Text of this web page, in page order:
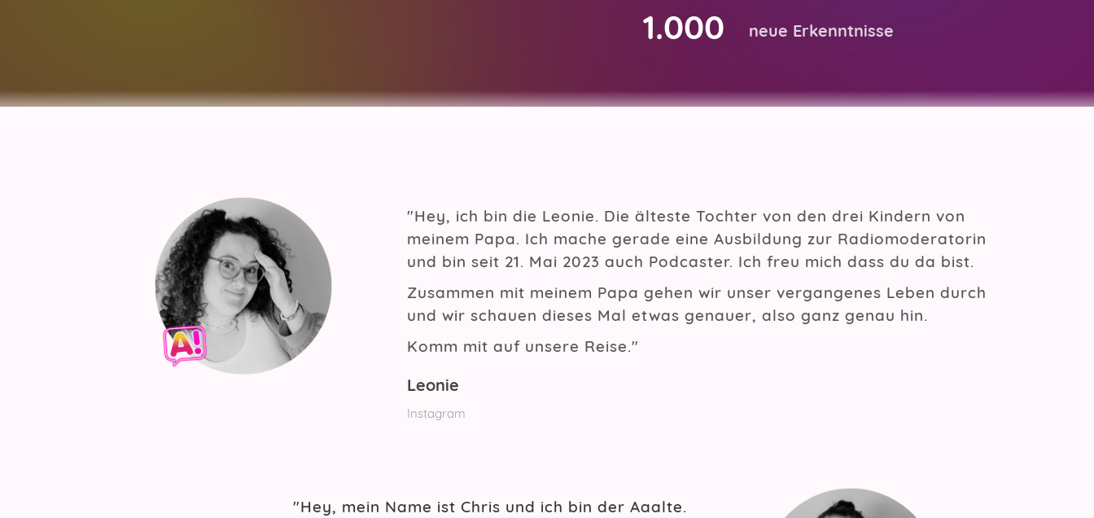
1.000 neue Erkenntnisse
"Hey, ich bin die Leonie. Die älteste Tochter von den drei Kindern von
meinem Papa. Ich mache gerade eine Ausbildung zur Radiomoderatorin
und bin seit 21. Mai 2023 auch Podcaster. Ich freu mich dass du da bist.
Zusammen mit meinem Papa gehen wir unser vergangenes Leben durch
und wir schauen dieses Mal etwas genauer, also ganz genau hin.
Komm mit auf unsere Reise."
Leonie
Instagram
"Hey, mein Name ist Chris und ich bin der Aaalte.